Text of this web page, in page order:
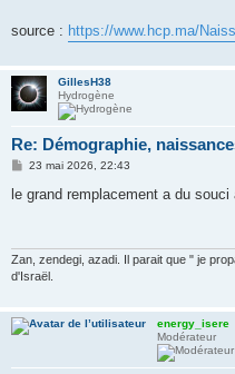
source : https://www.hcp.ma/
GillesH38
Hydrogène
Re: Démographie,
M
s
s
23 mai 2026, 22:43
le grand remplacement a du
Zan, zendegi, azadi. Il parait que " je
d'Israël.
energy_isere
Modérateur